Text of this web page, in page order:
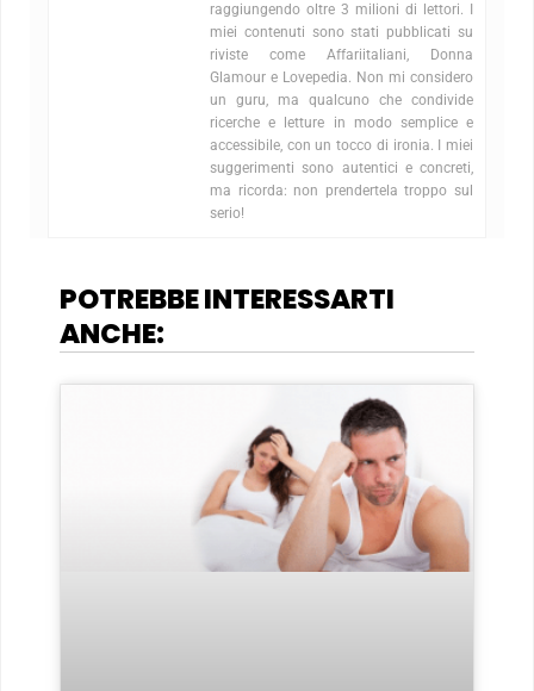
raggiungendo oltre 3 milioni di lettori. I
miei contenuti sono stati pubblicati su
riviste come Affariitaliani, Donna
Glamour e Lovepedia. Non mi considero
un guru, ma qualcuno che condivide
ricerche e letture in modo semplice e
accessibile, con un tocco di ironia. I miei
suggerimenti sono autentici e concreti,
ma ricorda: non prendertela troppo sul
serio!
POTREBBE INTERESSARTI
ANCHE: